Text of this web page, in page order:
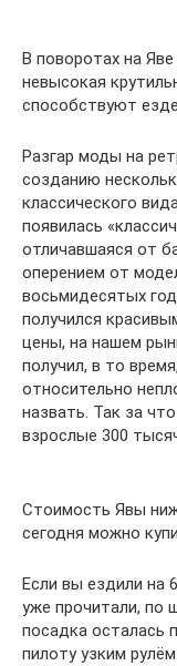
В поворотах на
невысокая
способствуют
Разгар моды на
созданию
классического
появилась
отличавшаяся от
оперением от
восьмидесятых
получился
цены, на нашем
получил, в то
относительно
назвать. Так за
взрослые 300
Стоимость Явы
сегодня можно
Если вы ездили на
уже прочитали, по
посадка осталась
пилоту узким